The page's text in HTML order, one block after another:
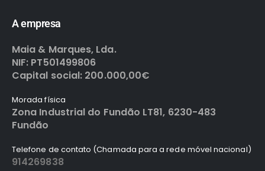
A empresa
Maia & Marques, Lda.
NIF: PT501499806
Capital social: 200.000,00€
Morada física
Zona Industrial do Fundão LT81, 6230-483
Fundão
Telefone de contato (Chamada para a rede móvel nacional)
914269838